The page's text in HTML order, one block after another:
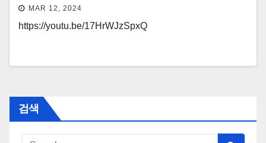
MAR 12, 2024
https://youtu.be/17HrWJzSpxQ
검색